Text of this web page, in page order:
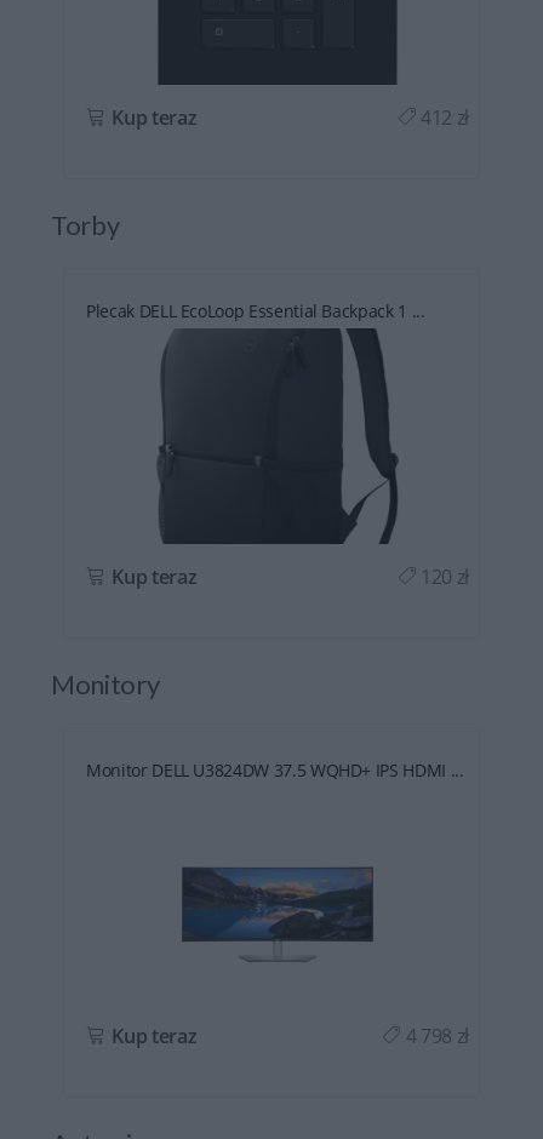
Kup teraz 412 zł
Torby
Plecak DELL EcoLoop Essential Backpack 1 ...
Kup teraz 120 zł
Monitory
Monitor DELL U3824DW 37.5 WQHD+ IPS HDMI ...
Kup teraz 4 798 zł